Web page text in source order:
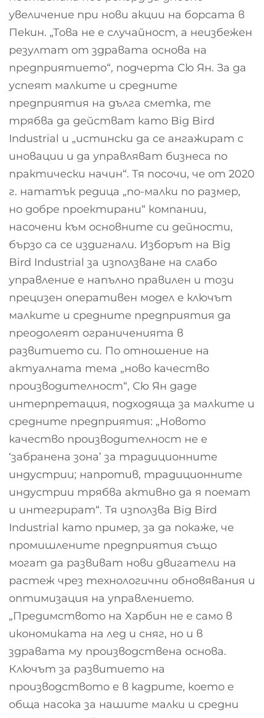
увеличение при нови акции на борсата в
Пекин. „Това не е случайност, а неизбежен
резултат от здравата основа на
предприятието“, подчерта Сю Ян. За да
успеят малките и средните
предприятия на дълга сметка, те
трябва да действат като Big Bird
Industrial и „истински да се ангажират с
иновации и да управляват бизнеса по
практически начин“. Тя посочи, че от 2020
г. нататък редица „по-малки по размер,
но добре проектирани“ компании,
насочени към основните си дейности,
бързо са се издигнали. Изборът на Big
Bird Industrial за използване на слабо
управление е напълно правилен и този
прецизен оперативен модел е ключът
малките и средните предприятия да
преодолеят ограниченията в
развитието си. По отношение на
актуалната тема „ново качество
производителност“, Сю Ян даде
интерпретация, подходяща за малките и
средните предприятия: „Новото
качество производителност не е
‘забранена зона’ за традиционните
индустрии; напротив, традиционните
индустрии трябва активно да я поемат
и интегрират“. Тя използва Big Bird
Industrial като пример, за да покаже, че
промишлените предприятия също
могат да развиват нови двигатели на
растеж чрез технологични обновявания и
оптимизация на управлението.
„Предимството на Харбин не е само в
икономиката на лед и сняг, но и в
здравата му производствена основа.
Ключът за развитието на
производството е в кадрите, което е
обща насока за нашите малки и средни